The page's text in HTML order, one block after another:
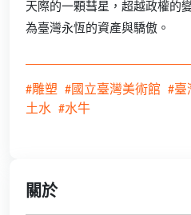
天際的一顆彗星，超越政權的
為臺灣永恆的資產與驕傲。
#雕塑 #國立臺灣美術館 #臺
土水 #水牛
關於